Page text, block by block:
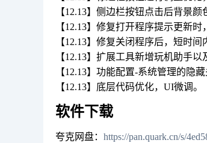
【12.13】侧边栏按钮点击后背景颜
【12.13】修复打开程序提示更新
【12.13】修复关闭程序后，短时
【12.13】扩展工具新增玩机助手以
【12.13】功能配置-系统管理的隐
【12.13】底层代码优化，UI微调。
软件下载
夸克网盘： https://pan.quark.cn/s/